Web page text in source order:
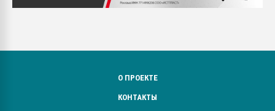
О ПРОЕКТЕ
КОНТАКТЫ